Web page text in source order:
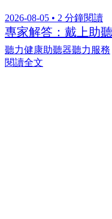
2026-08-05 • 2 分鐘閱讀
專家解答：戴上助
聽力健康助聽器聽力服務
閱讀全文